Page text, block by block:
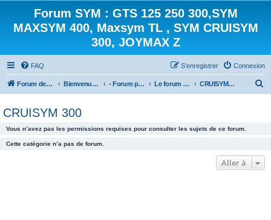
Forum SYM : GTS 125 250 300,SYM
MAXSYM 400, Maxsym TL , SYM CRUISYM
300, JOYMAX Z
FAQ Connexion
S’enregistrer
Forum des scooters SYM - GTS -MAXSYM - CRUISYM - JOYMAX - Maxsym TL Bienvenue sur le forum des scooters de la gamme SYM - Forum principal - Le forum des Scooters SYM CRUISYM 300
r
c
CRUISYM 300
Vous n’avez pas les permissions requises pour consulter les sujets de ce forum.
Cette catégorie n’a pas de forum.
Aller à